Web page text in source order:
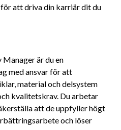
att driva din karriär dit du
Manager är du en
med ansvar för att
material och delsystem
kvalitetskrav. Du arbetar
att de uppfyller högt
och löser